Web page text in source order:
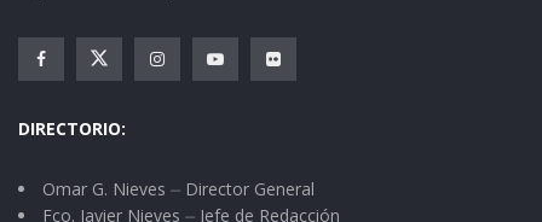
DIRECTORIO:
Omar G. Nieves ⏤ Director General
Fco. Javier Nieves ⏤ Jefe de Redacción